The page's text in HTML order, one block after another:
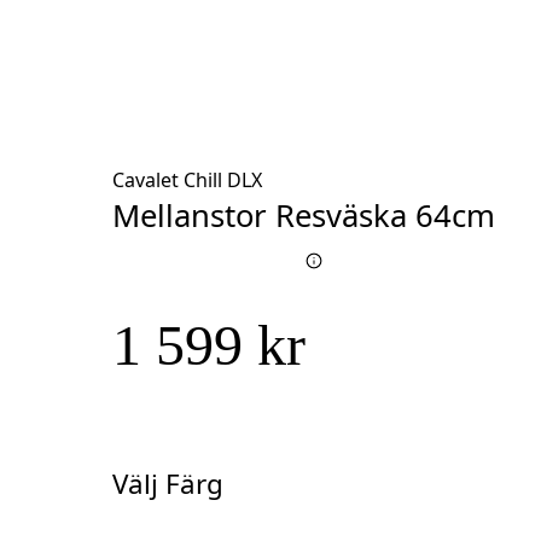
Cavalet Chill DLX
Mellanstor Resväska 64cm
1 599 kr
Välj Färg
Välj Färg